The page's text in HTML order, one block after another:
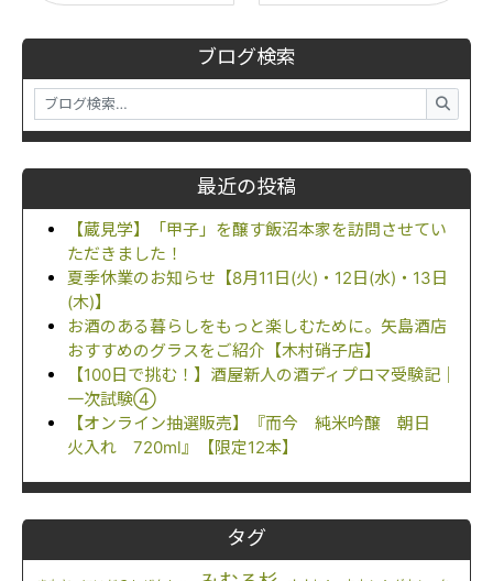
ブログ検索
最近の投稿
【蔵見学】「甲子」を醸す飯沼本家を訪問させてい
ただきました！
夏季休業のお知らせ【8月11日(火)・12日(水)・13日
(木)】
お酒のある暮らしをもっと楽しむために。矢島酒店
おすすめのグラスをご紹介【木村硝子店】
【100日で挑む！】酒屋新人の酒ディプロマ受験記｜
一次試験④
【オンライン抽選販売】『而今 純米吟醸 朝日
火入れ 720ml』【限定12本】
タグ